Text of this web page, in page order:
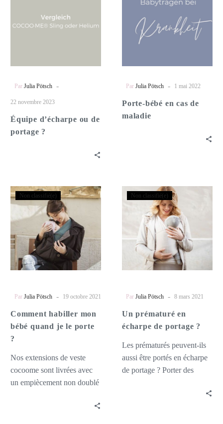
de
portage
Par Julia Pötsch -
22 novembre 2023
Équipe d’écharpe ou de
portage ?
en
de
Par Julia Pötsch - 1 mai 2022
Porte-bébé en cas de
maladie
Comment
habiller
mon
bébé
quand
je
Non classifié(e)
Par Julia Pötsch - 19 octobre 2021
Comment habiller mon
bébé quand je le porte
?
Nos extensions de veste
cocoome sont livrées avec
un empiècement non doublé
Un
prématuré
en
écharpe
de
portage
?
Non classifié(e)
Par Julia Pötsch - 8 mars 2021
Un prématuré en
écharpe de portage ?
Les prématurés peuvent-ils
aussi être portés en écharpe
de portage ? Porter des